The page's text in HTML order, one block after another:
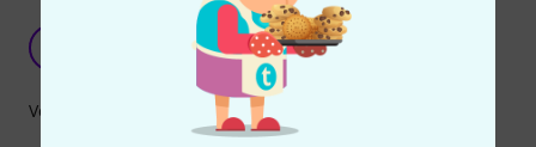
Klein und richtig fein
HitsHitsHits 02.01.2022
Verarbeitung